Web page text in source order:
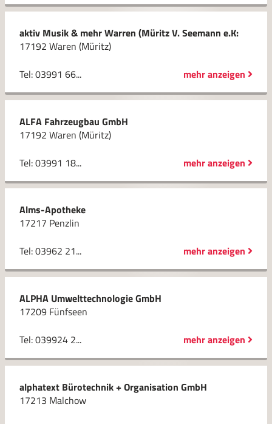
aktiv Musik & mehr Warren (Müritz V. Seemann e.K:
17192 Waren (Müritz)
Tel: 03991 66...
mehr anzeigen
ALFA Fahrzeugbau GmbH
17192 Waren (Müritz)
Tel: 03991 18...
mehr anzeigen
Alms-Apotheke
17217 Penzlin
Tel: 03962 21...
mehr anzeigen
ALPHA Umwelttechnologie GmbH
17209 Fünfseen
Tel: 039924 2...
mehr anzeigen
alphatext Bürotechnik + Organisation GmbH
17213 Malchow